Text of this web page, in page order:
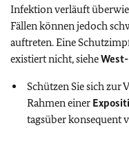
Infektion verläuft
Fällen können jedoch
auftreten. Eine
existiert nicht, siehe
Schützen Sie sich
Rahmen einer
tagsüber konsequent